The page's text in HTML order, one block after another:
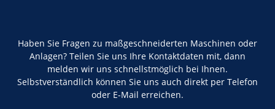
Haben Sie Fragen zu maßgeschneiderten Maschinen oder
Anlagen? Teilen Sie uns Ihre Kontaktdaten mit, dann
melden wir uns schnellstmöglich bei Ihnen.
Selbstverständlich können Sie uns auch direkt per Telefon
oder E-Mail erreichen.